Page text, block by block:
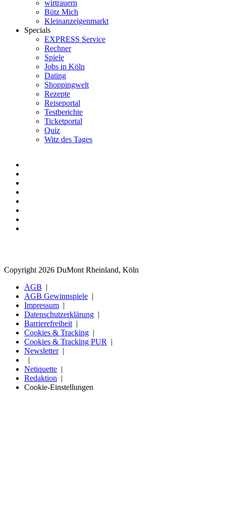
wirtrauern
Bütz Mich
Kleinanzeigenmarkt
Specials
EXPRESS Service
Rechner
Spiele
Jobs in Köln
Dating
Shoppingwelt
Rezepte
Reiseportal
Testberichte
Ticketportal
Quiz
Witz des Tages
Copyright 2026 DuMont Rheinland, Köln
AGB
AGB Gewinnspiele
Impressum
Datenschutzerklärung
Barrierefreiheit
Cookies & Tracking
Cookies & Tracking PUR
Newsletter
Netiquette
Redaktion
Cookie-Einstellungen